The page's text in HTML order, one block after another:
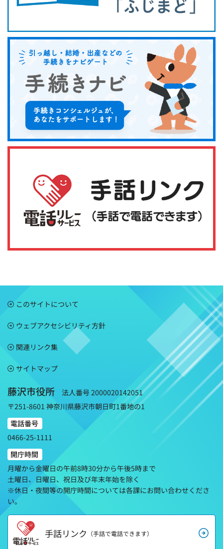
このサイトについて
ウェブアクセシビリティ方針
関連リンク集
サイトマップ
藤沢市役所
法人番号 2000020142051
〒251-8601 神奈川県藤沢市朝日町1番地の1
電話番号
0466-25-1111
開庁時間
月曜から金曜日の午前8時30分から午後5時まで
土曜日、日曜日、祝日及び年末年始を除く
※休日・夜間等の開庁時間については各課にお問い合わせくださ
い。
手話リンク （手話で電話できます）